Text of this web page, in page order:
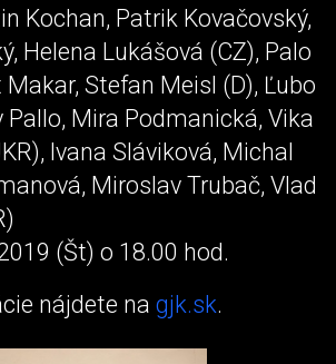
Kochan, Patrik Kovačovský,
Helena Lukášová (CZ), Palo
Stefan Meisl (D), Ľubo
Pallo, Mira Podmanická, Vika
Ivana Sláviková, Michal
Miroslav Trubač, Vlad
(Št) o 18.00 hod.
nájdete na gjk.sk.